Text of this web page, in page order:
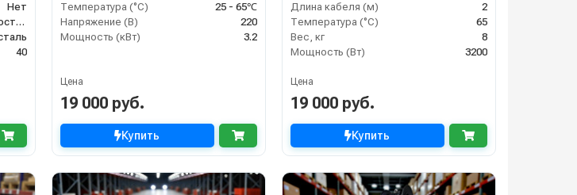
Нет
сухая и сбор жидкостей
40
Температура (°C)
25 - 65℃
Напряжение (В)
220
Мощность (кВт)
3.2
Цена
19 000 руб.
Купить
Длина кабеля (м)
2
Температура (°C)
65
Вес, кг
8
Мощность (Вт)
3200
Цена
19 000 руб.
Купить